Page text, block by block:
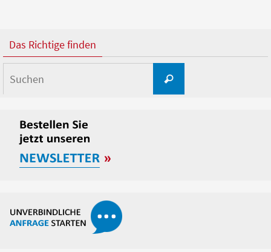
Das Richtige finden
Suchen